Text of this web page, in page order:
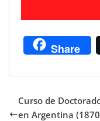
Share
Curso de
en Argentina